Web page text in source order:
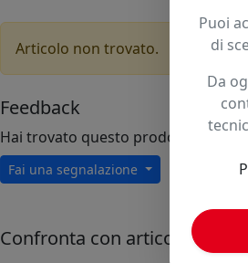
Articolo non trovato.
Feedback
Hai trovato questo prodotto ad un
Fai una segnalazione
Confronta con articoli simili
Puoi
di
Da